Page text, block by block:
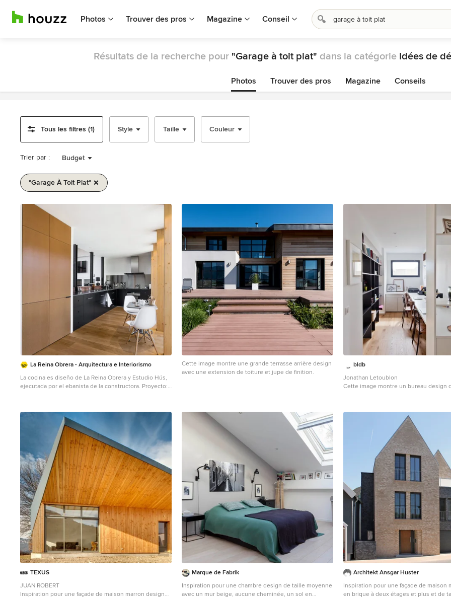
Photos Trouver des pros Magazine Conseil
Résultats de la recherche pour "Garage à toit plat" dans la catégorie Idées de
Photos Trouver des pros Magazine Conseils
Tous les filtres (1) Style Taille Couleur
Trier par : Budget
"garage À Toit Plat"
sur
La Reina Obrera - Arquitectura e Interiorismo
La cocina es diseño de La Reina Obrera y Estudio Hús,
ejecutada por el ebanista de la constructora. Proyecto:
de la Fuente, La Reina Obrera y BAM.
Cette image montre une grande terrasse arrière design
avec une extension de toiture et jupe de finition.
bldb
Jonathan Letoublon
Cette image montre un bureau design
marron.
TEXUS
JUAN ROBERT
Inspiration pour une façade de maison marron design
Marque de Fabrik
Inspiration pour une chambre design de taille moyenne
avec un mur beige, aucune cheminée, un sol en
Architekt Ansgar Huster
Inspiration pour une façade de maison
en brique à deux étages et plus et de